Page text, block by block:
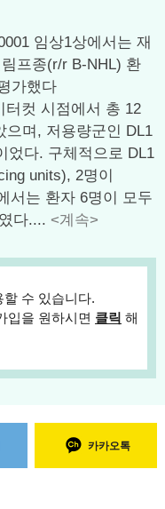
임상1상에서는 재
프종(r/r B-NHL) 환
가했다
터컷 시점에서 총 12
으며, 저용량군인 DL1
었다. 구체적으로 DL1
units), 2명이
서는 환자 6명이 모두
다.... <계속>
수 있습니다.
입을 원하시면 클릭 해
카카오톡